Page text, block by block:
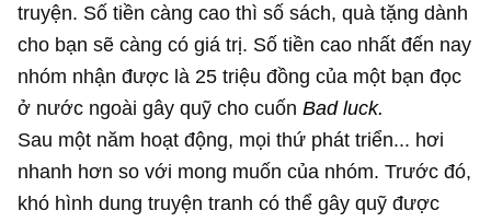
truyện. Số tiền càng cao thì số sách, quà tặng dành
cho bạn sẽ càng có giá trị. Số tiền cao nhất đến nay
nhóm nhận được là 25 triệu đồng của một bạn đọc
ở nước ngoài gây quỹ cho cuốn Bad luck.
Sau một năm hoạt động, mọi thứ phát triển... hơi
nhanh hơn so với mong muốn của nhóm. Trước đó,
khó hình dung truyện tranh có thể gây quỹ được